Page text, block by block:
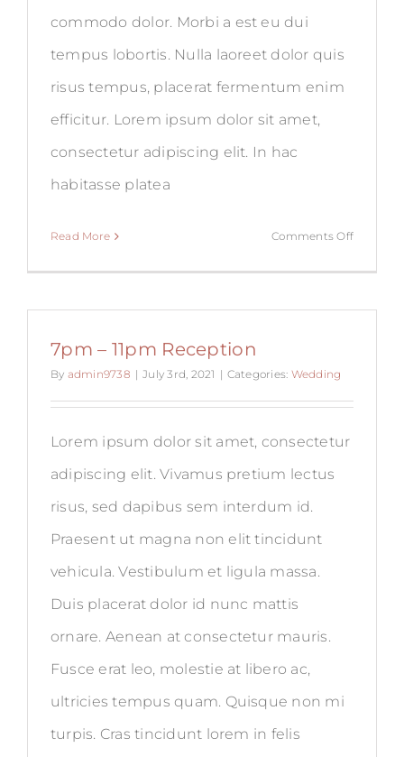
commodo dolor. Morbi a est eu dui
tempus lobortis. Nulla laoreet dolor quis
risus tempus, placerat fermentum enim
efficitur. Lorem ipsum dolor sit amet,
consectetur adipiscing elit. In hac
habitasse platea
Read More Comments Offon
7pm
7pm – 11pm Reception
By admin9738 | July 3rd, 2021 | Categories: Wedding
Lorem ipsum dolor sit amet, consectetur
adipiscing elit. Vivamus pretium lectus
risus, sed dapibus sem interdum id.
Praesent ut magna non elit tincidunt
vehicula. Vestibulum et ligula massa.
Duis placerat dolor id nunc mattis
ornare. Aenean at consectetur mauris.
Fusce erat leo, molestie at libero ac,
ultricies tempus quam. Quisque non mi
turpis. Cras tincidunt lorem in felis